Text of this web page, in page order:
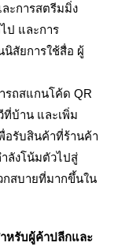
ะการสตรีมมิ่ง
ป และการ
นิสัยการใช้สื่อ ผู้
รถสแกนโค้ด QR
ที่บ้าน และเพิ่ม
อรับสินค้าที่ร้านค้า
ลังโน้มตัวไปสู่
กสบายที่มากขึ้นใน
หรับผู้ค้าปลีกและ